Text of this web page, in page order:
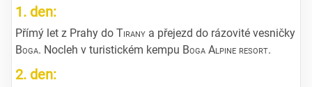
1. den:
Přímý let z Prahy do Tirany a přejezd do rázovité vesničky
Boga. Nocleh v turistickém kempu Boga Alpine resort.
2. den: